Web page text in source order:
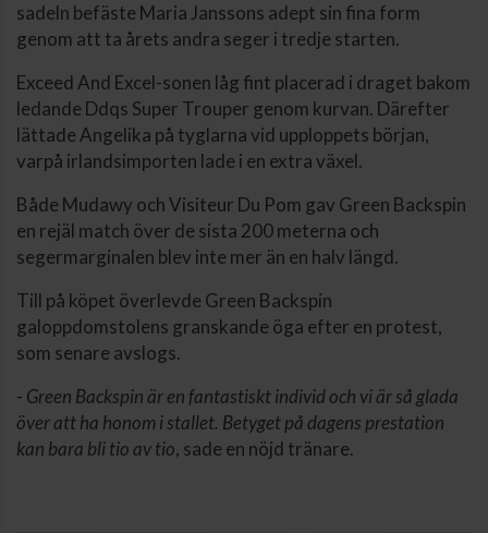
sadeln befäste Maria Janssons adept sin fina form
genom att ta årets andra seger i tredje starten.
Exceed And Excel-sonen låg fint placerad i draget bakom
ledande Ddqs Super Trouper genom kurvan. Därefter
lättade Angelika på tyglarna vid upploppets början,
varpå irlandsimporten lade i en extra växel.
Både Mudawy och Visiteur Du Pom gav Green Backspin
en rejäl match över de sista 200 meterna och
segermarginalen blev inte mer än en halv längd.
Till på köpet överlevde Green Backspin
galoppdomstolens granskande öga efter en protest,
som senare avslogs.
- Green Backspin är en fantastiskt individ och vi är så glada
över att ha honom i stallet. Betyget på dagens prestation
kan bara bli tio av tio, sade en nöjd tränare.